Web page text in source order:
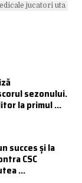
jucatori uta
sezonului.
la primul ...
succes și la
CSC
...